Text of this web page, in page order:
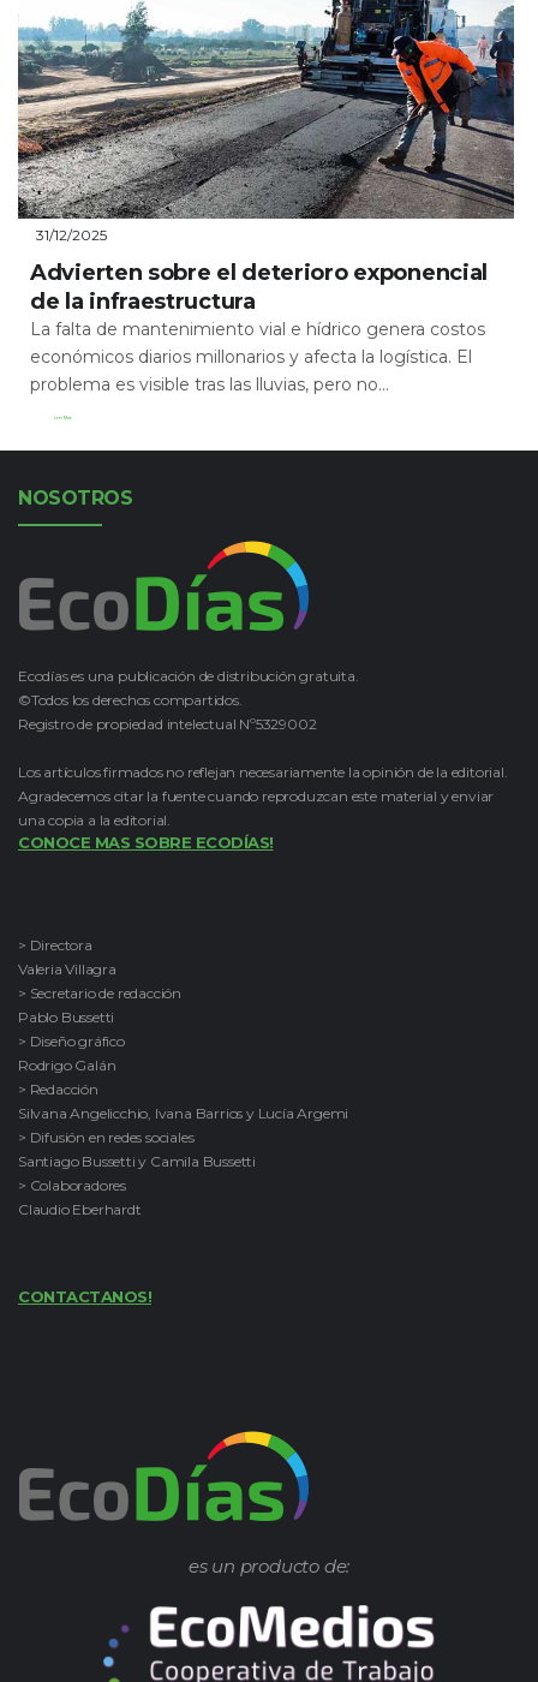
31/12/2025
Advierten sobre el deterioro exponencial
de la infraestructura
La falta de mantenimiento vial e hídrico genera costos
económicos diarios millonarios y afecta la logística. El
problema es visible tras las lluvias, pero no...
Leer Más
NOSOTROS
Ecodías es una publicación de distribución gratuita.
©Todos los derechos compartidos.
Registro de propiedad intelectual Nº5329002
Los artículos firmados no reflejan necesariamente la opinión de la editorial.
Agradecemos citar la fuente cuando reproduzcan este material y enviar
una copia a la editorial.
CONOCE MAS SOBRE ECODÍAS!
> Directora
Valeria Villagra
> Secretario de redacción
Pablo Bussetti
> Diseño gráfico
Rodrigo Galán
> Redacción
Silvana Angelicchio, Ivana Barrios y Lucía Argemi
> Difusión en redes sociales
Santiago Bussetti y Camila Bussetti
> Colaboradores
Claudio Eberhardt
CONTACTANOS!
es un producto de: